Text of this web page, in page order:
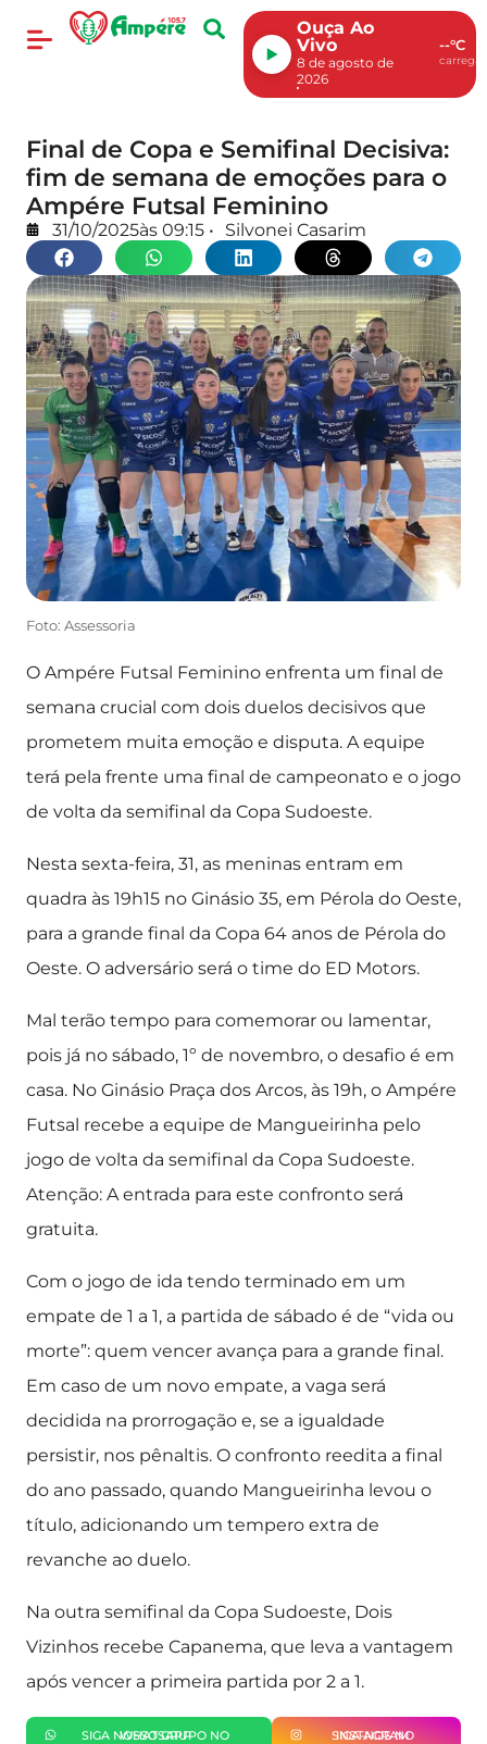
Ouça Ao
Vivo
8 de agosto de
2026
--°C
Final de Copa e Semifinal Decisiva:
fim de semana de emoções para o
Ampére Futsal Feminino
31/10/2025às 09:15 • Silvonei Casarim
Foto: Assessoria
O Ampére Futsal Feminino enfrenta um final de
semana crucial com dois duelos decisivos que
prometem muita emoção e disputa. A equipe
terá pela frente uma final de campeonato e o jogo
de volta da semifinal da Copa Sudoeste.
Nesta sexta-feira, 31, as meninas entram em
quadra às 19h15 no Ginásio 35, em Pérola do Oeste,
para a grande final da Copa 64 anos de Pérola do
Oeste. O adversário será o time do ED Motors.
Mal terão tempo para comemorar ou lamentar,
pois já no sábado, 1º de novembro, o desafio é em
casa. No Ginásio Praça dos Arcos, às 19h, o Ampére
Futsal recebe a equipe de Mangueirinha pelo
jogo de volta da semifinal da Copa Sudoeste.
Atenção: A entrada para este confronto será
gratuita.
Com o jogo de ida tendo terminado em um
empate de 1 a 1, a partida de sábado é de “vida ou
morte”: quem vencer avança para a grande final.
Em caso de um novo empate, a vaga será
decidida na prorrogação e, se a igualdade
persistir, nos pênaltis. O confronto reedita a final
do ano passado, quando Mangueirinha levou o
título, adicionando um tempero extra de
revanche ao duelo.
Na outra semifinal da Copa Sudoeste, Dois
Vizinhos recebe Capanema, que leva a vantagem
após vencer a primeira partida por 2 a 1.
SIGA NOSSO GRUPO NO WHATSAPP SIGA-NOS NO INSTAGRAM